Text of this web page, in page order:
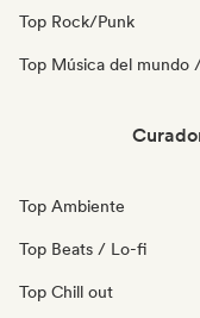
Top Rock/Punk
Top Música del mundo
Top Ambiente
Top Beats / Lo-fi
Top Chill out